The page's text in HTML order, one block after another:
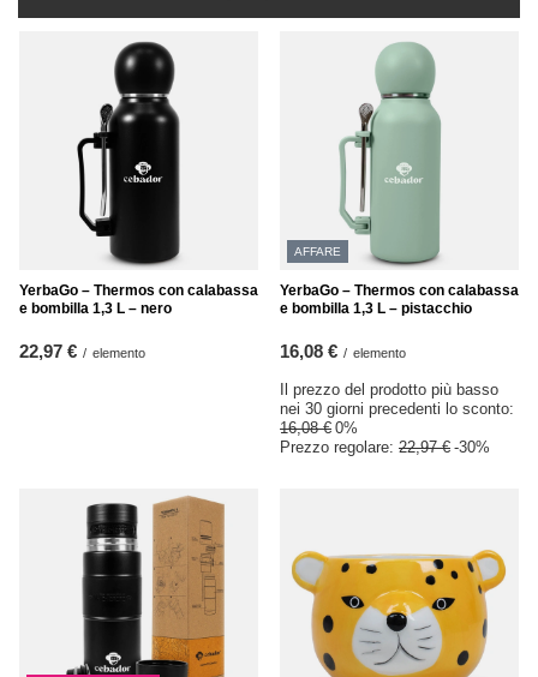
YerbaGo – Thermos con calabassa
e bombilla 1,3 L – nero
22,97 € / elemento
AFFARE
YerbaGo – Thermos con calabassa
e bombilla 1,3 L – pistacchio
16,08 € / elemento
Il prezzo del prodotto più basso
nei 30 giorni precedenti lo sconto:
16,08 € 0%
Prezzo regolare: 22,97 € -30%